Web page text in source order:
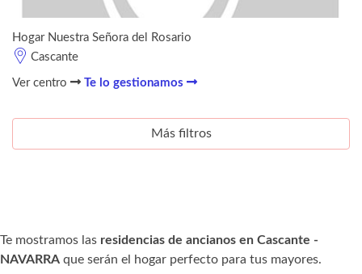
Hogar Nuestra Señora del Rosario
Cascante
Ver centro Te lo gestionamos
Más filtros
Te mostramos las residencias de ancianos en Cascante -
NAVARRA que serán el hogar perfecto para tus mayores.